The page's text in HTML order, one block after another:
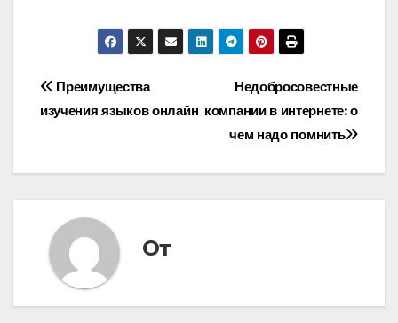
Навигация
по
записям
Недобросовестные
компании в интернете: о
чем надо помнить
Преимущества
изучения языков онлайн
От